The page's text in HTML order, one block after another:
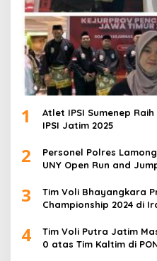
1
Atlet IPSI Sumenep
IPSI Jatim 2025
2
Personel Polres
UNY Open Run and
3
Tim Voli Bhayangkara
Championship 2024 di
4
Tim Voli Putra Jatim
0 atas Tim Kaltim di